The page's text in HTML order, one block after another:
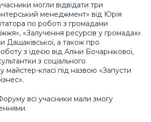
могли відвідати три
менеджмент» від Юрія
по роботі з громадами
«Залучення ресурсів у громадах»
Дащаківської, а також про
з ідеєю від Аліни Бочарнікової,
з соціального
майстер-класі під назвою «Запусти
всі учасники мали змогу